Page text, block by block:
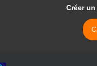
Créer